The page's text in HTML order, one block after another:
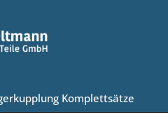
Komplettsätze